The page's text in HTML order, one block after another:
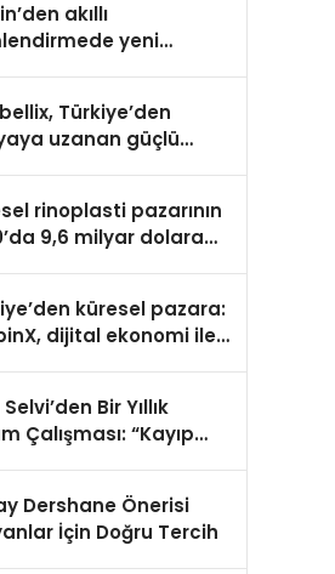
akıllı
yeni
Madoka Plus
Türkiye’den
uzanan güçlü
rinoplasti pazarının
9,6 milyar dolara
küresel pazara:
dijital ekonomi ile
Bir Yıllık
Çalışması: “Kayıp
Dershane Önerisi
İçin Doğru Tercih